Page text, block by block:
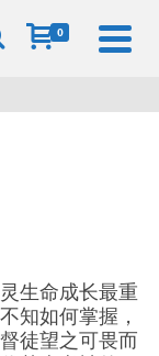
0
生命成长最重
知如何掌握，
徒望之可畏而